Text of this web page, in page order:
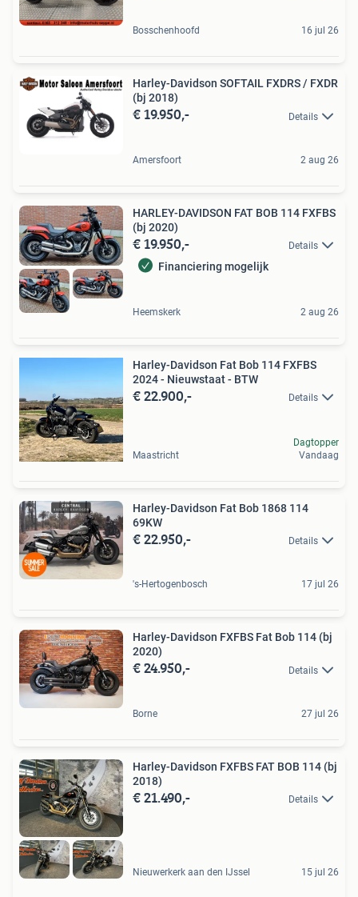
Bosschenhoofd 16 jul 26
Harley-Davidson SOFTAIL FXDRS / FXDR
(bj 2018)
€ 19.950,- Details
Amersfoort 2 aug 26
HARLEY-DAVIDSON FAT BOB 114 FXFBS
(bj 2020)
€ 19.950,- Details
Financiering mogelijk
Heemskerk 2 aug 26
Harley-Davidson Fat Bob 114 FXFBS
2024 - Nieuwstaat - BTW
€ 22.900,- Details
Maastricht
Dagtopper
Vandaag
Harley-Davidson Fat Bob 1868 114
69KW
€ 22.950,- Details
's-Hertogenbosch 17 jul 26
Harley-Davidson FXFBS Fat Bob 114 (bj
2020)
€ 24.950,- Details
Borne 27 jul 26
Harley-Davidson FXFBS FAT BOB 114 (bj
2018)
€ 21.490,- Details
Nieuwerkerk aan den IJssel 15 jul 26